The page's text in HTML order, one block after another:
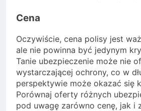
Cena
Oczywiście, cena polisy jest
ale nie powinna być jedynym
Tanie ubezpieczenie może nie
wystarczającej ochrony, co w
perspektywie może okazać się
Porównaj oferty różnych
pod uwagę zarówno cenę, jak i